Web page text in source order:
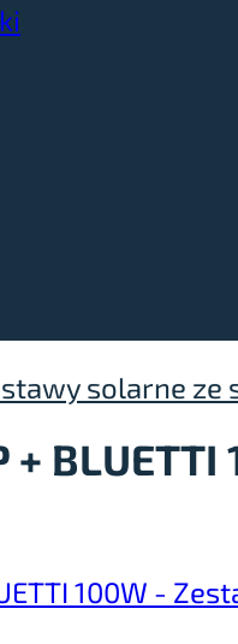
solarne ze
+